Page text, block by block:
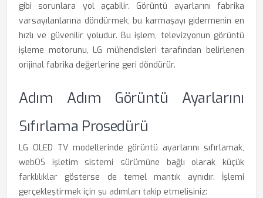
gibi sorunlara yol açabilir. Görüntü ayarlarını fabrika
varsayılanlarına döndürmek, bu karmaşayı gidermenin en
hızlı ve güvenilir yoludur. Bu işlem, televizyonun görüntü
işleme motorunu, LG mühendisleri tarafından belirlenen
orijinal fabrika değerlerine geri döndürür.
Adım Adım Görüntü Ayarlarını
Sıfırlama Prosedürü
LG OLED TV modellerinde görüntü ayarlarını sıfırlamak,
webOS işletim sistemi sürümüne bağlı olarak küçük
farklılıklar gösterse de temel mantık aynıdır. İşlemi
gerçekleştirmek için şu adımları takip etmelisiniz: